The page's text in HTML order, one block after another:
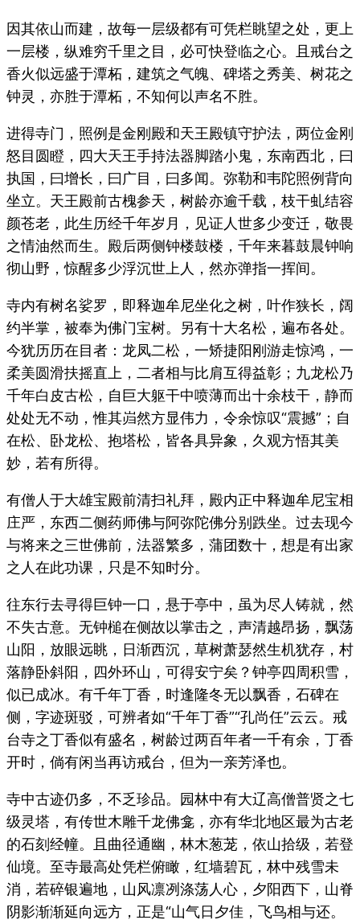
因其依山而建，故每一层级都有可凭栏眺望之处，更上
一层楼，纵难穷千里之目，必可快登临之心。且戒台之
香火似远盛于潭柘，建筑之气魄、碑塔之秀美、树花之
钟灵，亦胜于潭柘，不知何以声名不胜。
进得寺门，照例是金刚殿和天王殿镇守护法，两位金刚
怒目圆瞪，四大天王手持法器脚踏小鬼，东南西北，曰
执国，曰增长，曰广目，曰多闻。弥勒和韦陀照例背向
坐立。天王殿前古槐参天，树龄亦逾千载，枝干虬结容
颜苍老，此生历经千年岁月，见证人世多少变迁，敬畏
之情油然而生。殿后两侧钟楼鼓楼，千年来暮鼓晨钟响
彻山野，惊醒多少浮沉世上人，然亦弹指一挥间。
寺内有树名娑罗，即释迦牟尼坐化之树，叶作狭长，阔
约半掌，被奉为佛门宝树。另有十大名松，遍布各处。
今犹历历在目者：龙凤二松，一矫捷阳刚游走惊鸿，一
柔美圆滑扶摇直上，二者相与比肩互得益彰；九龙松乃
千年白皮古松，自巨大躯干中喷薄而出十余枝干，静而
处处无不动，惟其岿然方显伟力，令余惊叹“震撼”；自
在松、卧龙松、抱塔松，皆各具异象，久观方悟其美
妙，若有所得。
有僧人于大雄宝殿前清扫礼拜，殿内正中释迦牟尼宝相
庄严，东西二侧药师佛与阿弥陀佛分别跌坐。过去现今
与将来之三世佛前，法器繁多，蒲团数十，想是有出家
之人在此功课，只是不知时分。
往东行去寻得巨钟一口，悬于亭中，虽为尽人铸就，然
不失古意。无钟槌在侧故以掌击之，声清越昂扬，飘荡
山阳，放眼远眺，日渐西沉，草树萧瑟然生机犹存，村
落静卧斜阳，四外环山，可得安宁矣？钟亭四周积雪，
似已成冰。有千年丁香，时逢隆冬无以飘香，石碑在
侧，字迹斑驳，可辨者如“千年丁香”“孔尚任”云云。戒
台寺之丁香似有盛名，树龄过两百年者一千有余，丁香
开时，倘有闲当再访戒台，但为一亲芳泽也。
寺中古迹仍多，不乏珍品。园林中有大辽高僧普贤之七
级灵塔，有传世木雕千龙佛龛，亦有华北地区最为古老
的石刻经幢。且曲径通幽，林木葱茏，依山拾级，若登
仙境。至寺最高处凭栏俯瞰，红墙碧瓦，林中残雪未
消，若碎银遍地，山风凛冽涤荡人心，夕阳西下，山脊
阴影渐渐延向远方，正是“山气日夕佳，飞鸟相与还。